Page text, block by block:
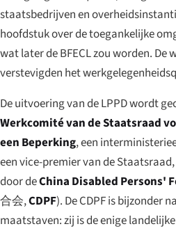
staatsbedrijven en
hoofdstuk over de toegankelijke
wat later de BFECL zou worden. De
verstevigden het
De uitvoering van de LPPD wordt
Werkcomité van de Staatsraad
een Beperking, een
een vice-premier van de
door deChina Disabled Persons'
合会,CDPF). De CDPF is bijzonder
maatstaven: zij is de enige